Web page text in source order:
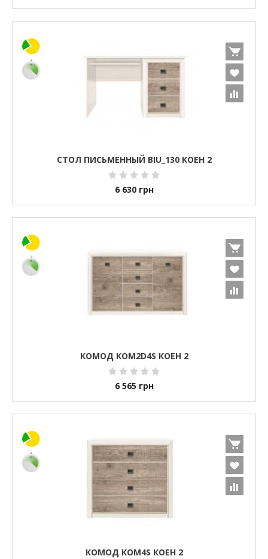
СТОЛ ПИСЬМЕННЫЙ BIU_130 КОЕН 2
6 630 грн
КОМОД КОМ2D4S КОЕН 2
6 565 грн
КОМОД КОМ4S КОЕН 2